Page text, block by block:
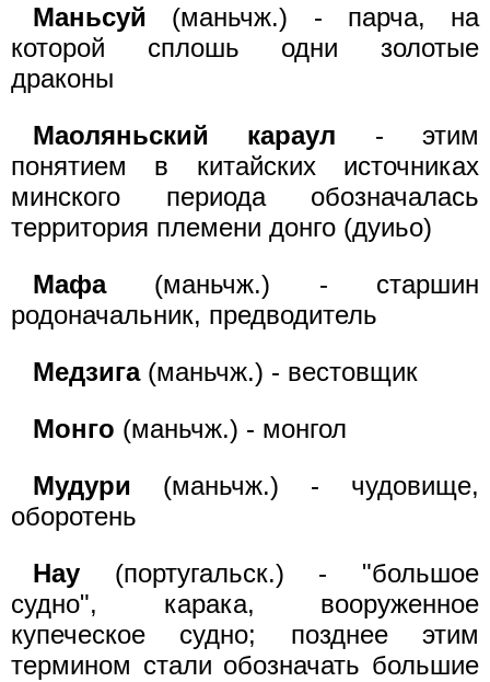
Маньсуй (маньчж.) - парча, на
которой сплошь одни золотые
драконы
Маоляньский караул - этим
понятием в китайских источниках
минского периода обозначалась
территория племени донго (дуиьо)
Мафа(маньчж.) - старшин
родоначальник, предводитель
Медзига (маньчж.) - вестовщик
Moнго (маньчж.) - монгол
Мудури (маньчж.) - чудовище,
оборотень
Hay (португальск.) - "большое
судно", карака, вооруженное
купеческое судно; позднее этим
термином стали обозначать большие